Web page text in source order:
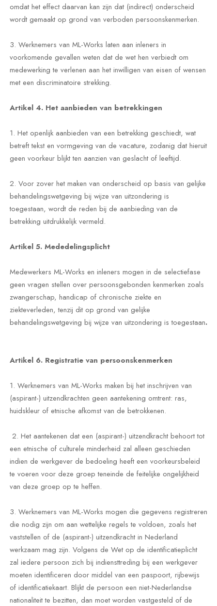
omdat het effect daarvan kan zijn dat (indirect) onderscheid
wordt gemaakt op grond van verboden persoonskenmerken.
3. Werknemers van ML-Works laten aan inleners in
voorkomende gevallen weten dat de wet hen verbiedt om
medewerking te verlenen aan het inwilligen van eisen of wensen
met een discriminatoire strekking.
Artikel 4. Het aanbieden van betrekkingen
1. Het openlijk aanbieden van een betrekking geschiedt, wat
betreft tekst en vormgeving van de vacature, zodanig dat hieruit
geen voorkeur blijkt ten aanzien van geslacht of leeftijd.
2. Voor zover het maken van onderscheid op basis van gelijke
behandelingswetgeving bij wijze van uitzondering is
toegestaan, wordt de reden bij de aanbieding van de
betrekking uitdrukkelijk vermeld.
Artikel 5. Mededelingsplicht
Medewerkers ML-Works en inleners mogen in de selectiefase
geen vragen stellen over persoonsgebonden kenmerken zoals
zwangerschap, handicap of chronische ziekte en
ziekteverleden, tenzij dit op grond van gelijke
behandelingswetgeving bij wijze van uitzondering is toegestaan.
Artikel 6. Registratie van persoonskenmerken
1. Werknemers van ML-Works maken bij het inschrijven van
(aspirant-) uitzendkrachten geen aantekening omtrent: ras,
huidskleur of etnische afkomst van de betrokkenen.
2. Het aantekenen dat een (aspirant-) uitzendkracht behoort tot
een etnische of culturele minderheid zal alleen geschieden
indien de werkgever de bedoeling heeft een voorkeursbeleid
te voeren voor deze groep teneinde de feitelijke ongelijkheid
van deze groep op te heffen.
3. Werknemers van ML-Works mogen die gegevens registreren
die nodig zijn om aan wettelijke regels te voldoen, zoals het
vaststellen of de (aspirant-) uitzendkracht in Nederland
werkzaam mag zijn. Volgens de Wet op de identificatieplicht
zal iedere persoon zich bij indiensttreding bij een werkgever
moeten identificeren door middel van een paspoort, rijbewijs
of identificatiekaart. Blijkt de persoon een niet-Nederlandse
nationaliteit te bezitten, dan moet worden vastgesteld of de